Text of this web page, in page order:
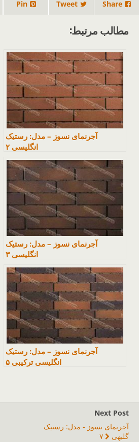
Share
Tweet
Pin
مطالب مرتبط:
آجرنمای نسوز – مدل: رستیک
انگلیسی ۲
آجرنمای نسوز – مدل: رستیک
انگلیسی ۳
آجرنمای نسوز – مدل: رستیک
انگلیسی ترکیبی ۵
Next Post
آجرنمای نسوز - مدل: رستیک
گلبهی ۷